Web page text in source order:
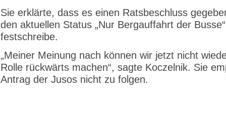
Sie erklärte, dass es einen Ratsbeschluss
den aktuellen Status „Nur Bergauffahrt der Busse“
festschreibe.
„Meiner Meinung nach können wir jetzt nicht
Rolle rückwärts machen“, sagte Koczelnik. Sie
Antrag der Jusos nicht zu folgen.